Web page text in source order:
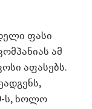
ფასი
ამ
აფასებს.
ს, ხოლო